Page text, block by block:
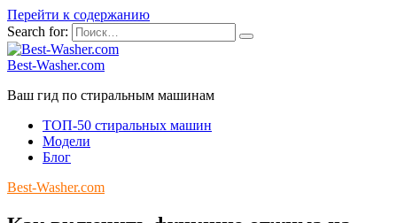
Перейти к содержанию
Search for:
Best-Washer.com
Ваш гид по стиральным машинам
ТОП-50 стиральных машин
Модели
Блог
Best-Washer.com